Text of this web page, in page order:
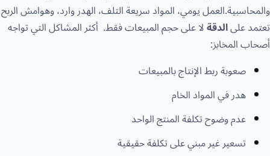
والمحاسبية.العمل يومي، المواد سريعة التلف، الهدر وارد، وهوامش الربح
تعتمد علىالدقةلا على حجم المبيعات فقط. أكثر المشاكل التي تواجه
أصحاب المخابز:
صعوبة ربط الإنتاج بالمبيعات
هدر في المواد الخام
عدم وضوح تكلفة المنتج الواحد
تسعير غير مبني على تكلفة حقيقية